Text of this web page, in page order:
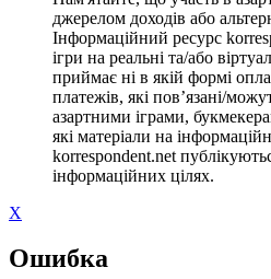
джерелом доходів або
Інформаційний ресурс
ігри на реальні та/або
приймає ні в якій формі
платежів, які пов’язані/
азартними іграми,
які матеріали на
korrespondent.net
інформаційних цілях.
X
Ошибка